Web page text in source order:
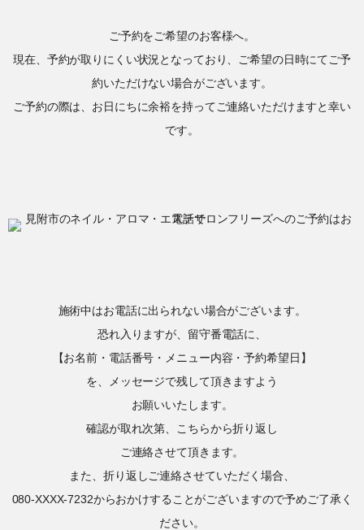
ご予約をご希望のお客様へ。
現在、予約が取りにくい状況となっており、ご希望の日時にてご予
約いただけない場合がございます。
ご予約の際は、お日にちに余裕を持ってご連絡いただけますと幸い
です。
施術中はお電話に出られない場合がございます。
恐れ入りますが、留守番電話に、
【お名前・電話番号・メニュー内容・予約希望日】
を、メッセージで残して頂きますよう
お願いいたします。
確認が取れ次第、こちらから折り返し
ご連絡させて頂きます。
また、折り返しご連絡させていただく場合、
080-XXXX-7232からおかけすることがございますので予めご了承く
ださい。